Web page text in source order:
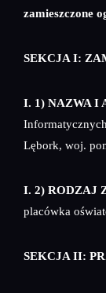
zamieszczone
SEKCJA I:
I. 1) NAZWA I
Lębork, woj.
I. 2) RODZAJ
placówka
SEKCJA II: